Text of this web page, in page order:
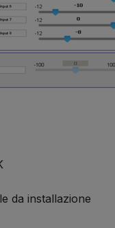
da installazione